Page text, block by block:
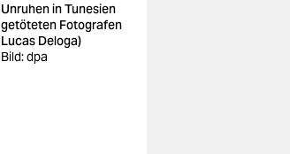
Unruhen in Tunesien
getöteten Fotografen
Lucas Deloga)
Bild: dpa